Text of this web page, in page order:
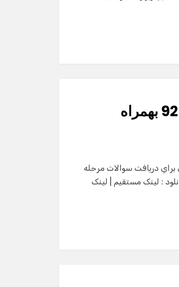
سوالات مرحله دوم المپياد ادبي ارديبهشت 92 بهمراه
پاسخنامه تستي آن براي دريافت سوالات مرحله
كنيد. دانلود : لینک مستقیم | لینک